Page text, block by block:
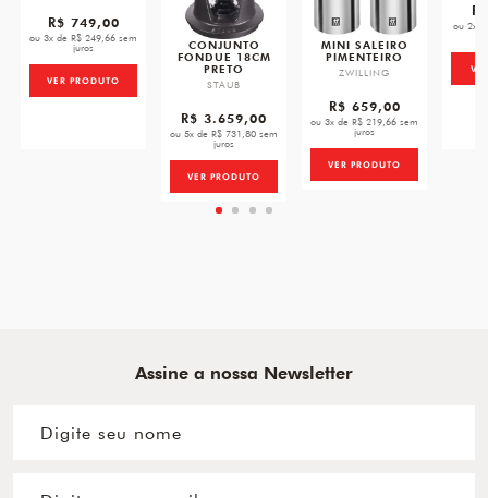
R$ 749,00
ou 3x de R$ 249,66 sem
juros
VER PRODUTO
CONJUNTO
FONDUE 18CM
PRETO
STAUB
R$ 3.659,00
ou 5x de R$ 731,80 sem
juros
VER PRODUTO
MINI SALEIRO
PIMENTEIRO
ZWILLING
R$ 659,00
ou 3x de R$ 219,66 sem
juros
VER PRODUTO
ou 2x
Assine a nossa Newsletter